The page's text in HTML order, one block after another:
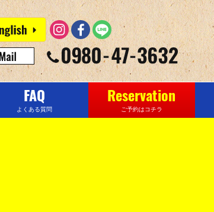
FAQ
よくある質問
Reservation
ご予約はコチラ